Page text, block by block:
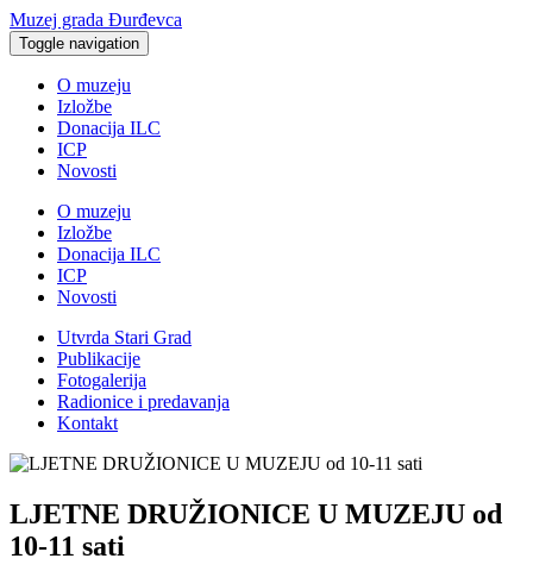
Muzej grada Đurđevca
Toggle navigation
O muzeju
Izložbe
Donacija ILC
ICP
Novosti
O muzeju
Izložbe
Donacija ILC
ICP
Novosti
Utvrda Stari Grad
Publikacije
Fotogalerija
Radionice i predavanja
Kontakt
LJETNE DRUŽIONICE U MUZEJU od
10-11 sati